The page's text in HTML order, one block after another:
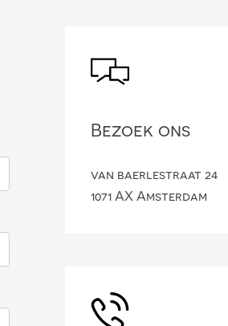
Bezoek ons
van baerlestraat 24
1071 AX Amsterdam